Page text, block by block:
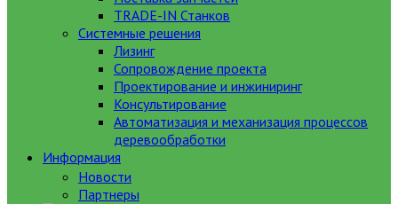
TRADE-IN Станков
Системные решения
Лизинг
Сопровождение проекта
Проектирование и инжиниринг
Консультирование
Автоматизация и механизация процессов
деревообработки
Информация
Новости
Партнеры